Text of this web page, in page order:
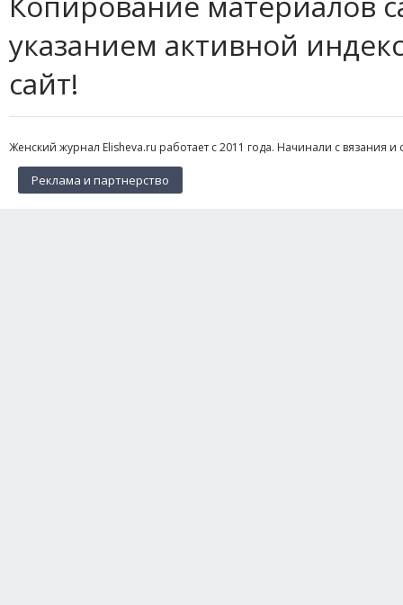
указанием активной
сайт!
Женский журнал Elisheva.ru работает с 2011 года. Начинали с вязания
Реклама и партнерство